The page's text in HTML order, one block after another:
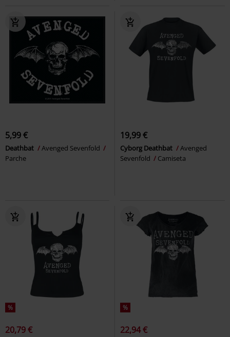
5,99 €
Deathbat
Avenged Sevenfold
Parche
19,99 €
Cyborg Deathbat
Avenged
Sevenfold
Camiseta
%
20,79 €
%
22,94 €